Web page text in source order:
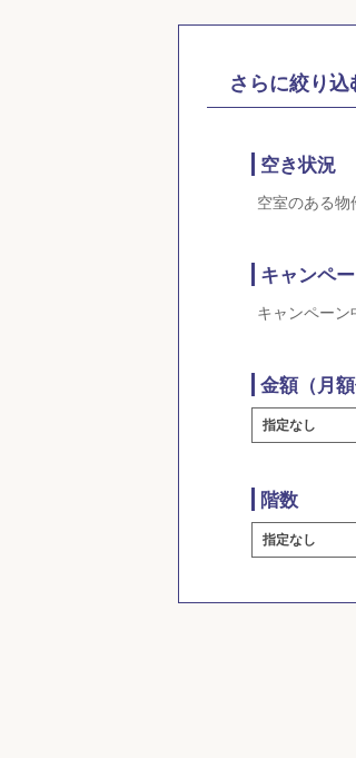
さらに絞り込
空き状況
空室のある物
キャンペ
キャンペーン
金額（月額
指定なし
階数
指定なし